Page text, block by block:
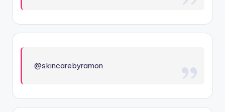
@skincarebyramon